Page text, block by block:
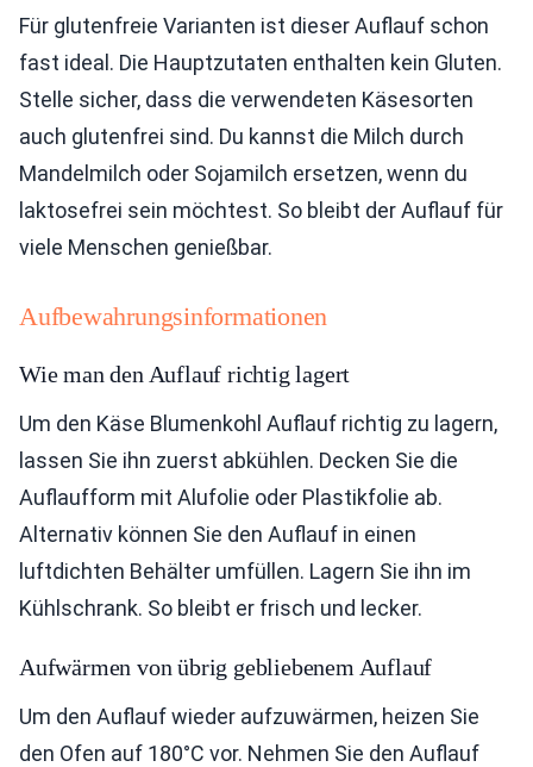
Für glutenfreie Varianten ist dieser Auflauf schon
fast ideal. Die Hauptzutaten enthalten kein Gluten.
Stelle sicher, dass die verwendeten Käsesorten
auch glutenfrei sind. Du kannst die Milch durch
Mandelmilch oder Sojamilch ersetzen, wenn du
laktosefrei sein möchtest. So bleibt der Auflauf für
viele Menschen genießbar.
Aufbewahrungsinformationen
Wie man den Auflauf richtig lagert
Um den Käse Blumenkohl Auflauf richtig zu lagern,
lassen Sie ihn zuerst abkühlen. Decken Sie die
Auflaufform mit Alufolie oder Plastikfolie ab.
Alternativ können Sie den Auflauf in einen
luftdichten Behälter umfüllen. Lagern Sie ihn im
Kühlschrank. So bleibt er frisch und lecker.
Aufwärmen von übrig gebliebenem Auflauf
Um den Auflauf wieder aufzuwärmen, heizen Sie
den Ofen auf 180°C vor. Nehmen Sie den Auflauf